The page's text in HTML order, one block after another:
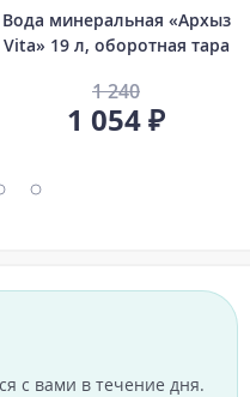
Вода минеральная «Архыз
Vita» 19 л, оборотная тара
1 240
1 054 ₽
с вами в течение дня.